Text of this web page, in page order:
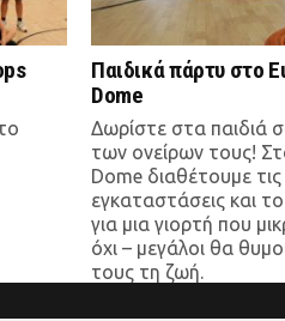
Παιδικά πάρτυ στο
Dome
Δωρίστε στα παιδιά
των ονείρων τους!
Dome διαθέτουμε τις
εγκαταστάσεις και
για μια γιορτή που
όχι – μεγάλοι θα
τους τη ζωή.